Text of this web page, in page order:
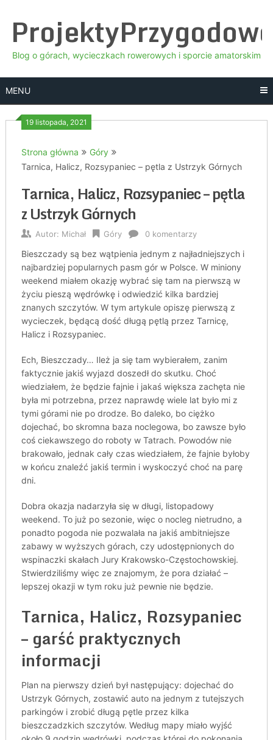
content
Blog o górach, wycieczkach rowerowych i sporcie amatorskim
MENU
19 listopada, 2021
Strona główna
Góry
Tarnica, Halicz, Rozsypaniec – pętla z Ustrzyk Górnych
Tarnica, Halicz, Rozsypaniec – pętla
z Ustrzyk Górnych
Autor: Michał Góry 0 komentarzy
Bieszczady są bez wątpienia jednym z najładniejszych i
najbardziej popularnych pasm gór w Polsce. W miniony
weekend miałem okazję wybrać się tam na pierwszą w
życiu pieszą wędrówkę i odwiedzić kilka bardziej
znanych szczytów. W tym artykule opiszę pierwszą z
wycieczek, będącą dość długą pętlą przez Tarnicę,
Halicz i Rozsypaniec.
Ech, Bieszczady… Ileż ja się tam wybierałem, zanim
faktycznie jakiś wyjazd doszedł do skutku. Choć
wiedziałem, że będzie fajnie i jakaś większa zachęta nie
była mi potrzebna, przez naprawdę wiele lat było mi z
tymi górami nie po drodze. Bo daleko, bo ciężko
dojechać, bo skromna baza noclegowa, bo zawsze było
coś ciekawszego do roboty w Tatrach. Powodów nie
brakowało, jednak cały czas wiedziałem, że fajnie byłoby
w końcu znaleźć jakiś termin i wyskoczyć choć na parę
dni.
Dobra okazja nadarzyła się w długi, listopadowy
weekend. To już po sezonie, więc o nocleg nietrudno, a
ponadto pogoda nie pozwalała na jakiś ambitniejsze
zabawy w wyższych górach, czy udostępnionych do
wspinaczki skałach Jury Krakowsko-Częstochowskiej.
Stwierdziliśmy więc ze znajomym, że pora działać –
lepszej okazji w tym roku już pewnie nie będzie.
Tarnica, Halicz, Rozsypaniec
– garść praktycznych
informacji
Plan na pierwszy dzień był następujący: dojechać do
Ustrzyk Górnych, zostawić auto na jednym z tutejszych
parkingów i zrobić długą pętle przez kilka
bieszczadzkich szczytów. Według mapy miało wyjść